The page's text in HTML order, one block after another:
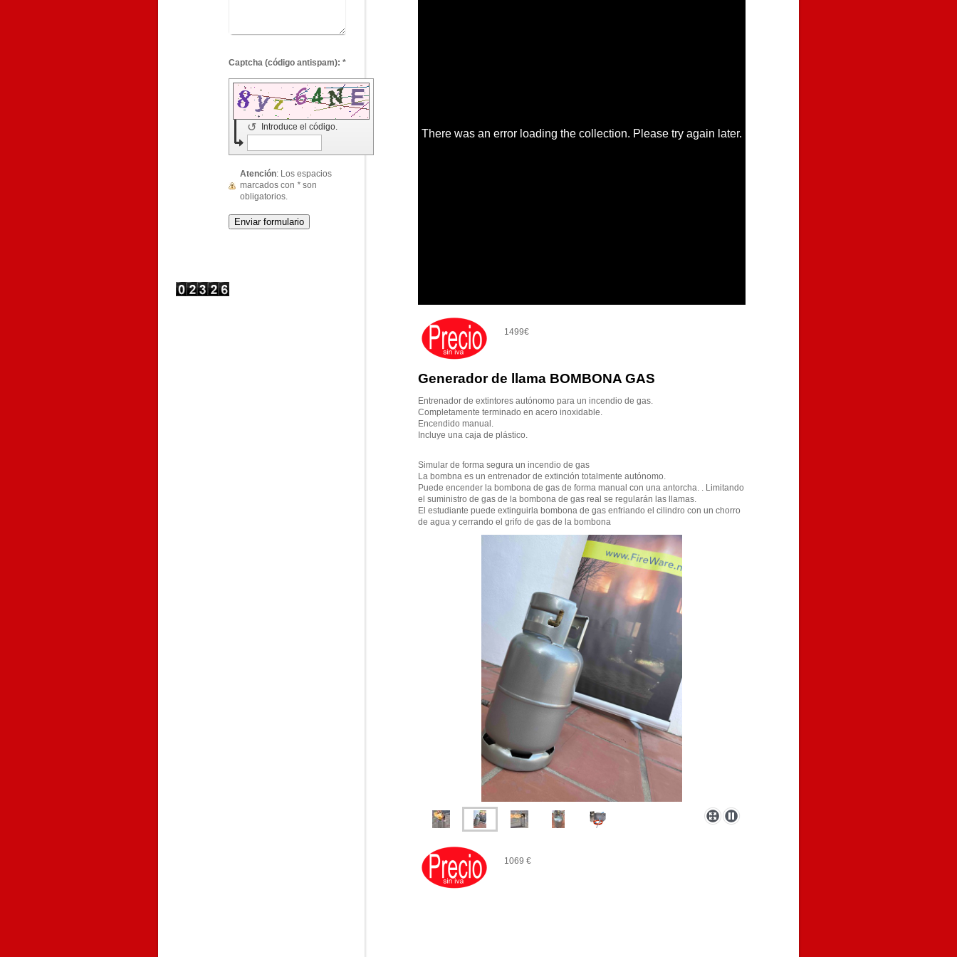
1499€
Generador de llama BOMBONA GAS
Entrenador de extintores autónomo para un incendio de gas.
Completamente terminado en acero inoxidable.
Encendido manual.
Incluye una caja de plástico.
Simular de forma segura un incendio de gas
La bombna es un entrenador de extinción totalmente autónomo.
Puede encender la bombona de gas de forma manual con una antorcha. . Limitando
el suministro de gas de la bombona de gas real se regularán las llamas.
El estudiante puede extinguirla bombona de gas enfriando el cilindro con un chorro
de agua y cerrando el grifo de gas de la bombona
1069 €
Captcha (código antispam): *
Introduce el código.
↺
Atención: Los espacios
marcados con * son
obligatorios.